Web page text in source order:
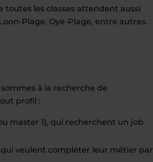
toutes les classes attendent aussi
Plage, Oye-Plage, entre autres.
à la recherche de
profil :
master 1), qui recherchent un job
veulent compléter leur métier par